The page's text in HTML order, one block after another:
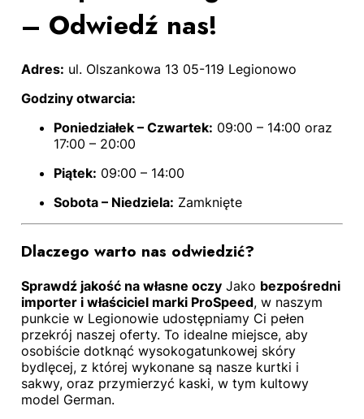
– Odwiedź nas!
Adres: ul. Olszankowa 13 05-119 Legionowo
Godziny otwarcia:
Poniedziałek – Czwartek: 09:00 – 14:00 oraz
17:00 – 20:00
Piątek: 09:00 – 14:00
Sobota – Niedziela: Zamknięte
Dlaczego warto nas odwiedzić?
Sprawdź jakość na własne oczy Jako bezpośredni
importer i właściciel marki ProSpeed, w naszym
punkcie w Legionowie udostępniamy Ci pełen
przekrój naszej oferty. To idealne miejsce, aby
osobiście dotknąć wysokogatunkowej skóry
bydlęcej, z której wykonane są nasze kurtki i
sakwy, oraz przymierzyć kaski, w tym kultowy
model German.